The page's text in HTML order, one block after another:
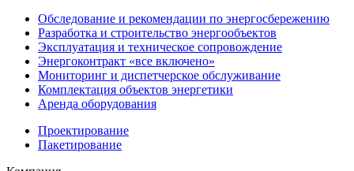
Обследование и рекомендации по энергосбережению
Разработка и строительство энергообъектов
Эксплуатация и техническое сопровождение
Энергоконтракт «все включено»
Мониторинг и диспетчерское обслуживание
Комплектация объектов энергетики
Аренда оборудования
Проектирование
Пакетирование